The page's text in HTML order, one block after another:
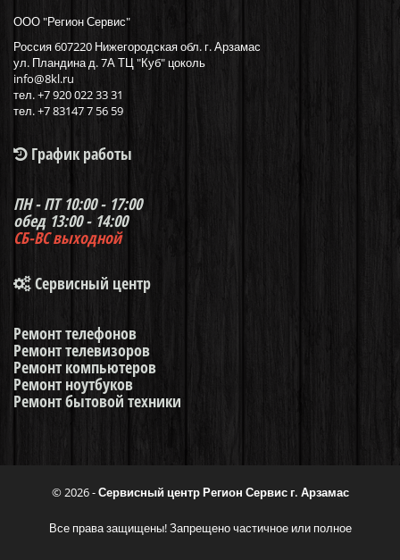
ООО "Регион Сервис"
Россия607220 Нижегородская обл. г.Арзамас
ул. Пландина д. 7А ТЦ "Куб" цоколь
info@8kl.ru
тел.+7 920 022 33 31
тел. +7 83147 7 56 59
График работы
ПН - ПТ10:00 - 17:00
обед 13:00 - 14:00
СБ-ВС выходной
Сервисный центр
Ремонт телефонов
Ремонт телевизоров
Ремонт компьютеров
Ремонт ноутбуков
Ремонт бытовой техники
© 2026 -Сервисный центр Регион Сервис г. Арзамас
Все права защищены! Запрещено частичное или полное